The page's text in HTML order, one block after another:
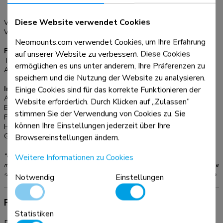
Verschiedene Lochmuster können mit Neomounts VESA
Adapterplatten abgedeckt werden. Das benötigte
Befestigungsmaterial ist im Lieferumfang enthalten
200x400, 300x300,
VESA-Maximum:
400x400 mm
VESA-Minimum:
Funktionalität
Typ:
Anpassungstyp:
Keine
Informationen
Artikelnummer:
FPMA-VESA440
EAN:
Farbe:
Schwarz
Hauptmaterial:
Stahl
Garantie:
5 Jahre
*Bitte beachten: Die angegebenen Zollgrößen sind nur ein Anhaltspunkt, kombiniert
mit dem Gewicht und den VESA-Größen. Das maximale Gewicht und die VESA-Größe
sind absolute Beschränkungen für die Produkte und sollten nicht überschritten werden.
Produktinformationen
Diese Website verwendet Cookies
Neomounts.com verwendet Cookies, um Ihre Erfahrung
auf unserer Website zu verbessern. Diese Cookies
ermöglichen es uns unter anderem, Ihre Präferenzen zu
speichern und die Nutzung der Website zu analysieren.
Einige Cookies sind für das korrekte Funktionieren der
Website erforderlich. Durch Klicken auf „Zulassen”
stimmen Sie der Verwendung von Cookies zu. Sie
können Ihre Einstellungen jederzeit über Ihre
Browsereinstellungen ändern.
Weitere Informationen zu Cookies
Notwendig
Einstellungen
Statistiken